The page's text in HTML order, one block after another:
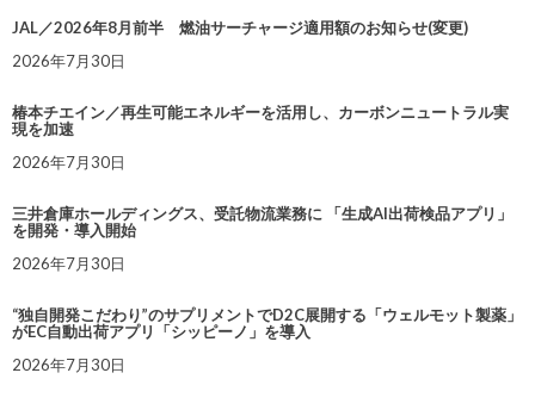
JAL／2026年8月前半 燃油サーチャージ適用額のお知らせ(変更)
2026年7月30日
椿本チエイン／再生可能エネルギーを活用し、カーボンニュートラル実
現を加速
2026年7月30日
三井倉庫ホールディングス、受託物流業務に 「生成AI出荷検品アプリ」
を開発・導入開始
2026年7月30日
“独自開発こだわり”のサプリメントでD2C展開する「ウェルモット製薬」
がEC自動出荷アプリ「シッピーノ」を導入
2026年7月30日